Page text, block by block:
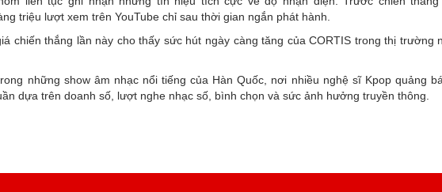
triệu lượt xem trên YouTube chỉ sau thời gian ngắn phát hành.
chiến thắng lần này cho thấy sức hút ngày càng tăng của CORTIS trong thị trường
những show âm nhạc nổi tiếng của Hàn Quốc, nơi nhiều nghệ sĩ Kpop quảng
dựa trên doanh số, lượt nghe nhạc số, bình chọn và sức ảnh hưởng truyền thông.